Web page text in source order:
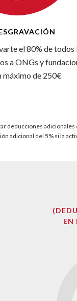
el 80% de todos
a ONGs y
máximo de 250€
deducciones
adicional del 5% si la
EN